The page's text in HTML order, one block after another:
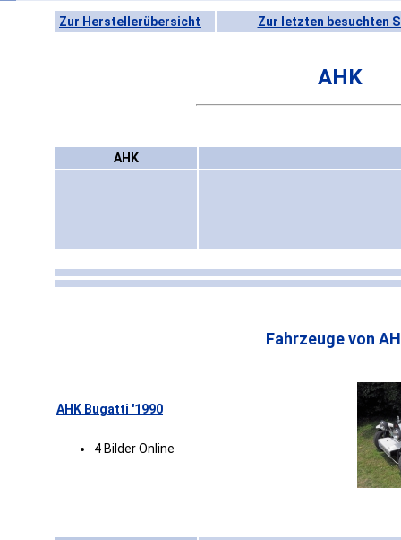
Zur Herstellerübersicht Zur letzten besuchten
AHK
AHK
Fahrzeuge von
AHK Bugatti '1990
4 Bilder Online